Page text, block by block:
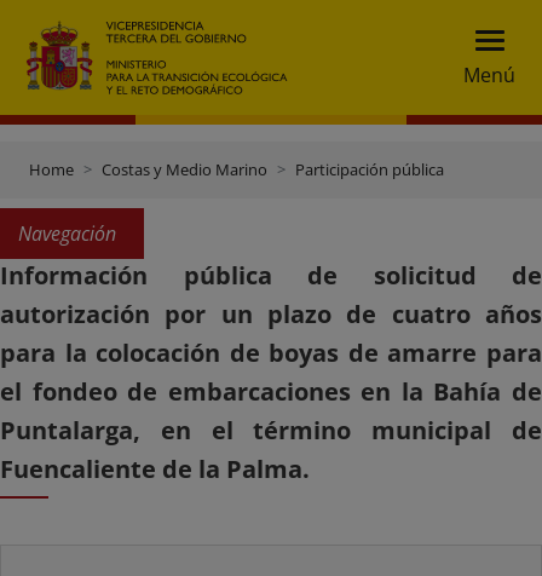
Menú
Home Costas y Medio Marino Participación pública
Navegación
Información pública de solicitud de
autorización por un plazo de cuatro años
para la colocación de boyas de amarre para
el fondeo de embarcaciones en la Bahía de
Puntalarga, en el término municipal de
Fuencaliente de la Palma.